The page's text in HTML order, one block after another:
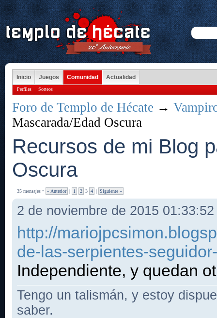
Inicio Juegos Comunidad Actualidad
Perfiles Sorteos
Foro de Templo de Hécate →
Mascarada/Edad Oscura
Recursos de mi Blog
Oscura
35 mensajes • « Anterior | 1 2 3 4 | Siguiente »
2 de noviembre de 2015
http://
de-las-serpientes-
Independiente, y quedan
Tengo un talismán, y estoy
saber.